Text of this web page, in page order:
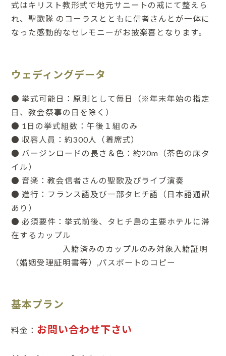
式はキリスト教形式で地元サニートの戒にて整えら
れ、聖歌隊 のコーラスとともに信者さんとが一体に
なった感動的なセレモニーがお披楽喜となります。
ウェディングデータ
● 挙式可能日：原則として毎日（※年末年始の指定
日、教会祭事の日を除く）
● 1日の挙式組数：午後１組のみ
● 収容人員：約300人（着席式）
● バージンロードの長さ＆色：約20m（茶色の床タ
イル）
● 音楽：教会信者さんの聖歌及びライブ演奏
● 進行：フランス語及び一部タヒチ語（日本語通訳
あり）
● 必須要件：挙式前後、タヒチ島の主要ホテルに滞
在するカップル
入籍済みのカップルのみ対象入籍証明
（婚姻受理証明書等）,パスポートのコピー
基本プラン
料金： お問い合わせ下さい